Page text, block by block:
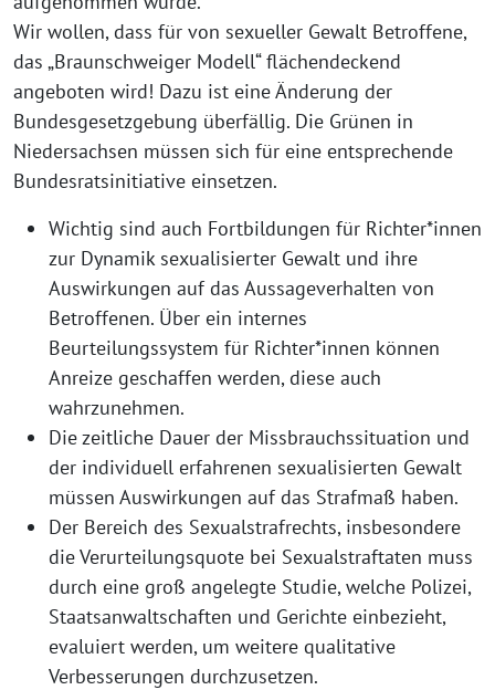
Wir wollen, dass für von sexueller Gewalt Betroffene,
das „Braunschweiger Modell“ flächendeckend
angeboten wird! Dazu ist eine Änderung der
Bundesgesetzgebung überfällig. Die Grünen in
Niedersachsen müssen sich für eine entsprechende
Bundesratsinitiative einsetzen.
Wichtig sind auch Fortbildungen für Richter*innen
zur Dynamik sexualisierter Gewalt und ihre
Auswirkungen auf das Aussageverhalten von
Betroffenen. Über ein internes
Beurteilungssystem für Richter*innen können
Anreize geschaffen werden, diese auch
wahrzunehmen.
Die zeitliche Dauer der Missbrauchssituation und
der individuell erfahrenen sexualisierten Gewalt
müssen Auswirkungen auf das Strafmaß haben.
Der Bereich des Sexualstrafrechts, insbesondere
die Verurteilungsquote bei Sexualstraftaten muss
durch eine groß angelegte Studie, welche Polizei,
Staatsanwaltschaften und Gerichte einbezieht,
evaluiert werden, um weitere qualitative
Verbesserungen durchzusetzen.